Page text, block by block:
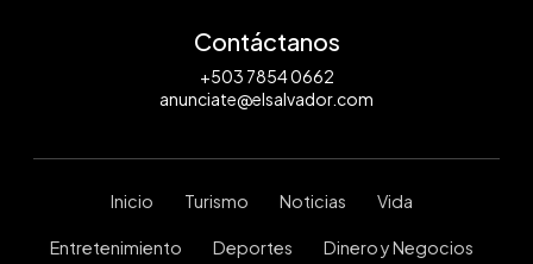
Contáctanos
+503 7854 0662
anunciate@elsalvador.com
Inicio Turismo Noticias Vida
Entretenimiento Deportes Dinero y Negocios